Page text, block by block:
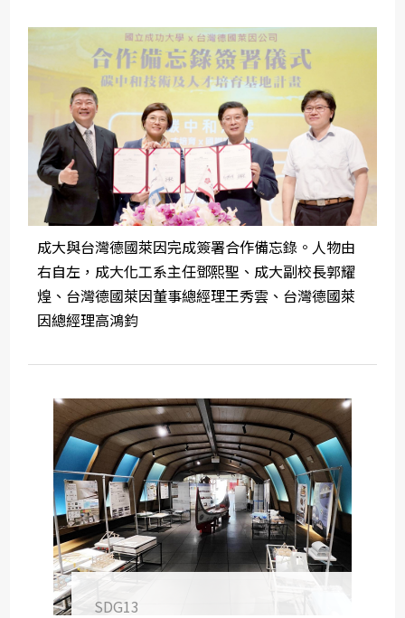
成大與台灣德國萊因完成簽署合作備忘錄。人物由
右自左，成大化工系主任鄧熙聖、成大副校長郭耀
煌、台灣德國萊因董事總經理王秀雲、台灣德國萊
因總經理高鴻鈞
SDG13